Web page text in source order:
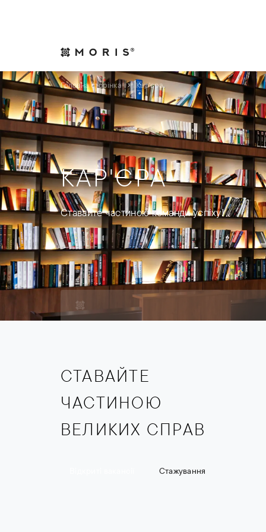
Головна сторінка Кар'єра
КАР'ЄРА
Ставайте частиною команди успіху!
СТАВАЙТЕ
ЧАСТИНОЮ
ВЕЛИКИХ СПРАВ
Стажування